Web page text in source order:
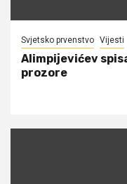
Svjetsko prvenstvo Vijesti
Alimpijevićev
prozore